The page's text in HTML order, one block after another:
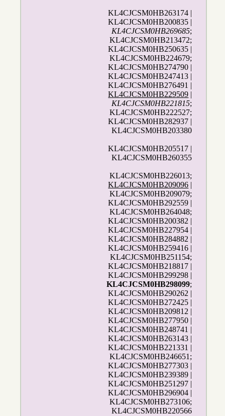
KL4CJCSM0HB263174 |
KL4CJCSM0HB200835 |
KL4CJCSM0HB269685;
KL4CJCSM0HB213472;
KL4CJCSM0HB250635 |
KL4CJCSM0HB224679;
KL4CJCSM0HB274790 |
KL4CJCSM0HB247413 |
KL4CJCSM0HB276491 |
KL4CJCSM0HB229509 |
KL4CJCSM0HB221815;
KL4CJCSM0HB222527;
KL4CJCSM0HB282937 |
KL4CJCSM0HB203380
KL4CJCSM0HB205517 |
KL4CJCSM0HB260355
KL4CJCSM0HB226013;
KL4CJCSM0HB209096 |
KL4CJCSM0HB209079;
KL4CJCSM0HB292559 |
KL4CJCSM0HB264048;
KL4CJCSM0HB200382 |
KL4CJCSM0HB227954 |
KL4CJCSM0HB284882 |
KL4CJCSM0HB259416 |
KL4CJCSM0HB251154;
KL4CJCSM0HB218817 |
KL4CJCSM0HB299298 |
KL4CJCSM0HB298099;
KL4CJCSM0HB290262 |
KL4CJCSM0HB272425 |
KL4CJCSM0HB209812 |
KL4CJCSM0HB277950 |
KL4CJCSM0HB248741 |
KL4CJCSM0HB263143 |
KL4CJCSM0HB221331 |
KL4CJCSM0HB246651;
KL4CJCSM0HB277303 |
KL4CJCSM0HB239389 |
KL4CJCSM0HB251297 |
KL4CJCSM0HB296904 |
KL4CJCSM0HB273106;
KL4CJCSM0HB220566